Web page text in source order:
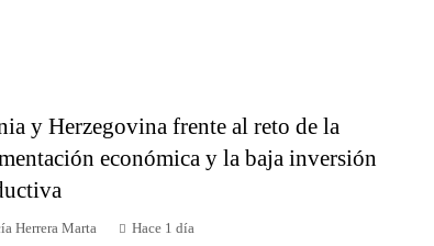
y Herzegovina frente al reto de la
económica y la baja inversión
Herrera Marta Hace 1 día